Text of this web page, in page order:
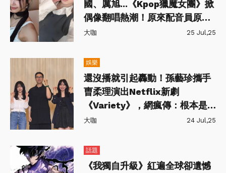
國、厲旭...《Kpop獵魔女團》掀
偶像翻唱熱潮！原來配音員原唱
是他們！
大咖 25 Jul,25
娛樂
還沒播就引起轟動！孫藝珍攜手
曺柔理演出Netflix新劇
《Variety》，網瘋傳：根本是
在寫NewJeans的遭遇
大咖 24 Jul,25
話題
《我獨自升級》紅遍全球卻遺憾